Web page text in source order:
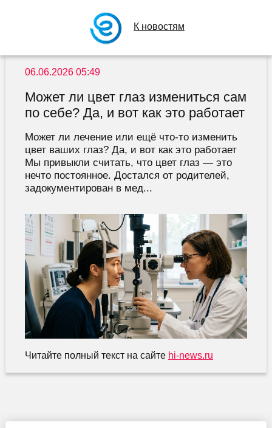
К новостям
06.06.2026 05:49
Может ли цвет глаз измениться сам
по себе? Да, и вот как это работает
Может ли лечение или ещё что-то изменить
цвет ваших глаз? Да, и вот как это работает
Мы привыкли считать, что цвет глаз — это
нечто постоянное. Достался от родителей,
задокументирован в мед...
Читайте полный текст на сайте hi-news.ru